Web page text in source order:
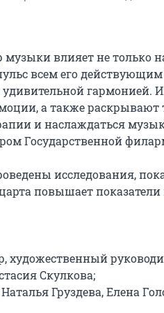
влияет не только
всем его
удивительной
а также раскрывают
и наслаждаться
Государственной
исследования,
повышает
художественный
Скулкова;
Груздева, Елена